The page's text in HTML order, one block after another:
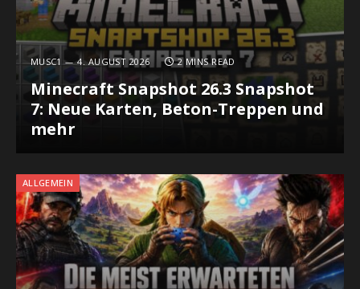
MUSC1 4. AUGUST 2026 2 MINS READ
Minecraft Snapshot 26.3 Snapshot
7: Neue Karten, Beton-Treppen und
mehr
ALLGEMEIN